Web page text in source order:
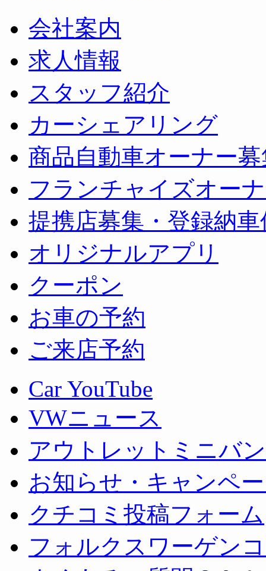
会社案内
求人情報
スタッフ紹介
カーシェアリング
商品自動車オーナー
フランチャイズオー
提携店募集・登録納
オリジナルアプリ
クーポン
お車の予約
ご来店予約
Car YouTube
VWニュース
アウトレットミニバン
お知らせ・キャンペ
クチコミ投稿フォーム
フォルクスワーゲン